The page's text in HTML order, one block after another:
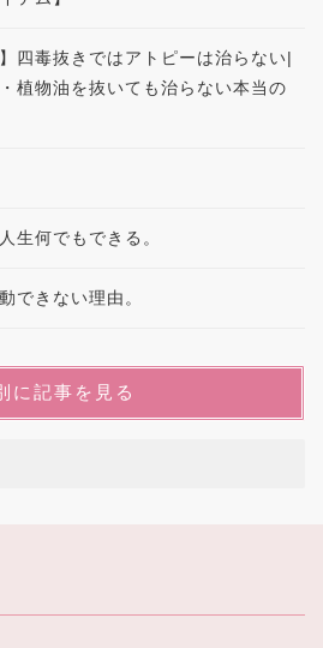
四毒抜きではアトピーは治らない|
植物油を抜いても治らない本当の
生何でもできる。
できない理由。
に記事を見る